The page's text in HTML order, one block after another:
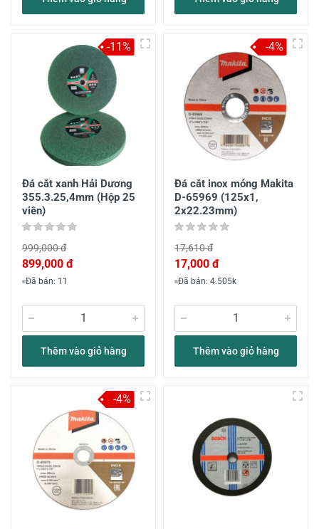
Đá cắt xanh Hải Dương
355.3.25,4mm (Hộp 25
viên)
999,000 đ
899,000 đ
Đã bán: 11
Thêm vào giỏ hàng
-11%
Đá cắt inox mỏng Makita
D-65969 (125x1,
2x22.23mm)
17,610 đ
17,000 đ
Đã bán: 4.505k
Thêm vào giỏ hàng
-4%
-4%